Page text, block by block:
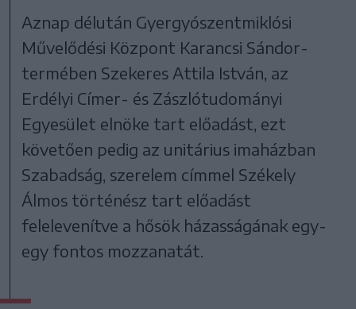
Aznap délután Gyergyószentmiklósi
Művelődési Központ Karancsi Sándor-
termében Szekeres Attila István, az
Erdélyi Címer- és Zászlótudományi
Egyesület elnöke tart előadást, ezt
követően pedig az unitárius imaházban
Szabadság, szerelem címmel Székely
Álmos történész tart előadást
felelevenítve a hősök házasságának egy-
egy fontos mozzanatát.